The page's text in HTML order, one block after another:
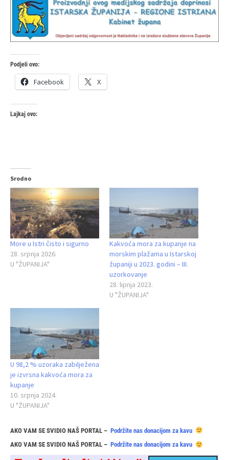
Podjeli ovo:
Facebook X
Lajkaj ovo:
Srodno
More u Istri čisto i sigurno
28. srpnja 2026.
U "ŽUPANIJA"
Kakvoća mora za kupanje na
morskim plažama u Istarskoj
županiji u 2023. godini – III.
uzorkovanje
28. lipnja 2023.
U "ŽUPANIJA"
U 98,2 % uzoraka zabilježena
je izvrsna kakvoća mora za
kupanje
10. srpnja 2024.
U "ŽUPANIJA"
AKO VAM SE SVIDIO NAŠ PORTAL – Podržite nas donacijom za kavu
AKO VAM SE SVIDIO NAŠ PORTAL – Podržite nas donacijom za kavu